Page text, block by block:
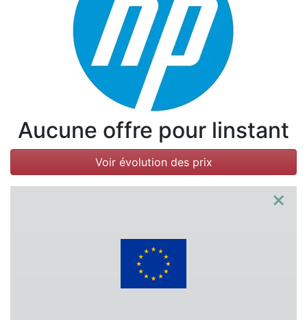
Aucune offre pour linstant
Voir évolution des prix
×